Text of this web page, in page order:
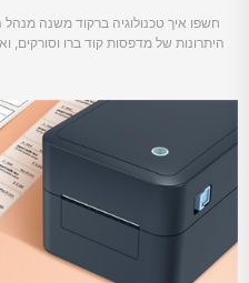
חשפו איך טכנולוגיה ברקוד משנה
היתרונות של מדפסות קוד ברו וסורקים,